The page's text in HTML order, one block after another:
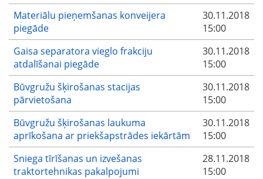
Materiālu pieņemšanas konveijera
piegāde
30.11.2018
15:00
Gaisa separatora vieglo frakciju
atdalīšanai piegāde
30.11.2018
15:00
Būvgružu šķirošanas stacijas
pārvietošana
30.11.2018
15:00
Būvgružu šķirošanas laukuma
aprīkošana ar priekšapstrādes iekārtām
30.11.2018
15:00
Sniega tīrīšanas un izvešanas
traktortehnikas pakalpojumi
28.11.2018
15:00